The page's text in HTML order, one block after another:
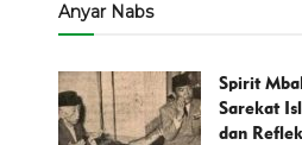
Anyar Nabs
Spirit
Sarekat
dan